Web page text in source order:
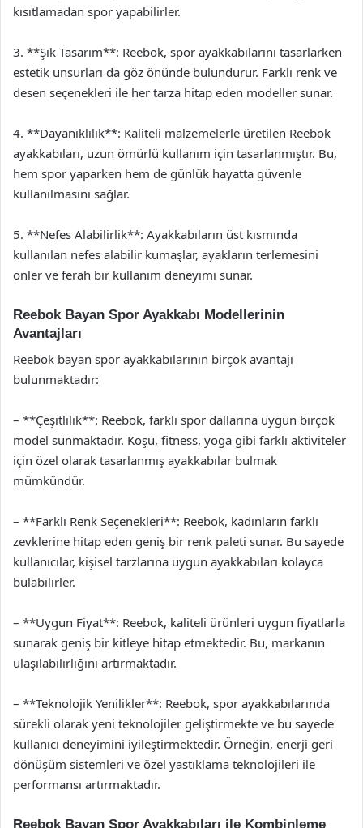
kısıtlamadan spor yapabilirler.
3. **Şık Tasarım**: Reebok, spor ayakkabılarını tasarlarken
estetik unsurları da göz önünde bulundurur. Farklı renk ve
desen seçenekleri ile her tarza hitap eden modeller sunar.
4. **Dayanıklılık**: Kaliteli malzemelerle üretilen Reebok
ayakkabıları, uzun ömürlü kullanım için tasarlanmıştır. Bu,
hem spor yaparken hem de günlük hayatta güvenle
kullanılmasını sağlar.
5. **Nefes Alabilirlik**: Ayakkabıların üst kısmında
kullanılan nefes alabilir kumaşlar, ayakların terlemesini
önler ve ferah bir kullanım deneyimi sunar.
Reebok Bayan Spor Ayakkabı Modellerinin
Avantajları
Reebok bayan spor ayakkabılarının birçok avantajı
bulunmaktadır:
– **Çeşitlilik**: Reebok, farklı spor dallarına uygun birçok
model sunmaktadır. Koşu, fitness, yoga gibi farklı aktiviteler
için özel olarak tasarlanmış ayakkabılar bulmak
mümkündür.
– **Farklı Renk Seçenekleri**: Reebok, kadınların farklı
zevklerine hitap eden geniş bir renk paleti sunar. Bu sayede
kullanıcılar, kişisel tarzlarına uygun ayakkabıları kolayca
bulabilirler.
– **Uygun Fiyat**: Reebok, kaliteli ürünleri uygun fiyatlarla
sunarak geniş bir kitleye hitap etmektedir. Bu, markanın
ulaşılabilirliğini artırmaktadır.
– **Teknolojik Yenilikler**: Reebok, spor ayakkabılarında
sürekli olarak yeni teknolojiler geliştirmekte ve bu sayede
kullanıcı deneyimini iyileştirmektedir. Örneğin, enerji geri
dönüşüm sistemleri ve özel yastıklama teknolojileri ile
performansı artırmaktadır.
Reebok Bayan Spor Ayakkabıları ile Kombinleme